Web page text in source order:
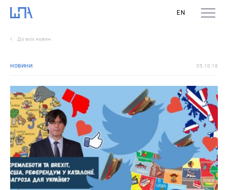
EN
До всіх новин
НОВИНИ 05.10.18